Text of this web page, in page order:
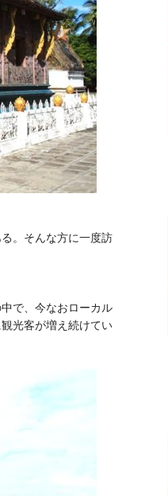
。そんな方に一度訪
で、今なおローカル
光客が増え続けてい